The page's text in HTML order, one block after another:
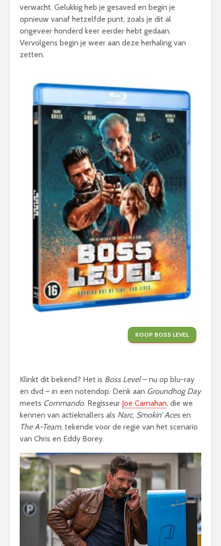
verwacht. Gelukkig heb je gesaved en begin je
opnieuw vanaf hetzelfde punt, zoals je dit al
ongeveer honderd keer eerder hebt gedaan.
Vervolgens begin je weer aan deze herhaling van
zetten.
KOOP BOSS LEVEL
Klinkt dit bekend? Het is Boss Level– nu op blu-ray
en dvd – in een notendop. Denk aan Groundhog Day
meets Commando. Regisseur Joe Carnahan, die we
kennen van actieknallers als Narc, Smokin’ Acesen
The A-Team, tekende voor de regie van het scenario
van Chris en Eddy Borey.